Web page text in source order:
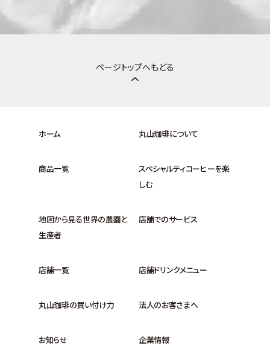
ページトップへもどる
ホーム 丸山珈琲について
商品一覧
スペシャルティコーヒーを楽
しむ
地図から見る世界の農園と
生産者
店舗でのサービス
店舗一覧 店舗ドリンクメニュー
丸山珈琲の買い付け力 法人のお客さまへ
お知らせ 企業情報